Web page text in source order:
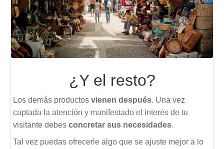
¿Y el resto?
Los demás productosvienen después. Una vez
captada la atención y manifestado el interés de tu
visitante debesconcretar sus necesidades.
Tal vez puedas ofrecerle algo que se ajuste mejor a lo